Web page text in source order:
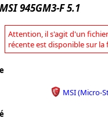
945GM3-F 5.1
Attention, il s'agit d'un
récente est disponible sur la
MSI (Micro-